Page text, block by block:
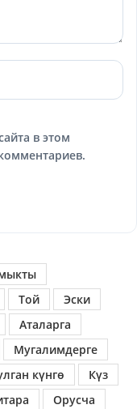
в этом
Той
Эски
Аталарга
Мугалимдерге
күнгө
Күз
Орусча